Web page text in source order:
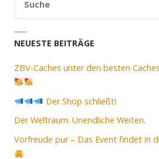
NEUESTE BEITRÄGE
ZBV-Caches unter den besten
Der Shop schließt!
Der Weltraum. Unendliche Weiten.
Vorfreude pur – Das Event findet in